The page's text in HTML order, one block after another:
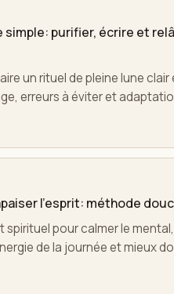
simple: purifier, écrire et
un rituel de pleine lune
erreurs à éviter et
l'esprit: méthode
spirituel pour calmer le
de la journée et mieux